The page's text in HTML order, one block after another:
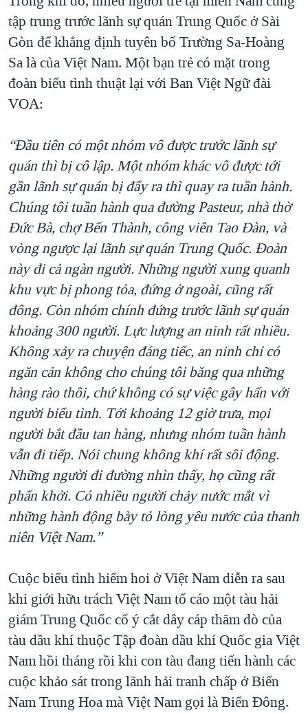
tập trung trước lãnh sự quán Trung Quốc ở Sài
Gòn để khẳng định tuyên bố Trường Sa-Hoàng
Sa là của Việt Nam. Một bạn trẻ có mặt trong
đoàn biểu tình thuật lại với Ban Việt Ngữ đài
VOA:
“Đầu tiên có một nhóm vô được trước lãnh sự
quán thì bị cô lập. Một nhóm khác vô được tới
gần lãnh sự quán bị đẩy ra thì quay ra tuần hành.
Chúng tôi tuần hành qua đường Pasteur, nhà thờ
Đức Bà, chợ Bến Thành, công viên Tao Đàn, và
vòng ngược lại lãnh sự quán Trung Quốc. Đoàn
này đi cả ngàn người. Những người xung quanh
khu vực bị phong tỏa, đứng ở ngoài, cũng rất
đông. Còn nhóm chính đứng trước lãnh sự quán
khoảng 300 người. Lực lượng an ninh rất nhiều.
Không xảy ra chuyện đáng tiếc, an ninh chỉ có
ngăn cản không cho chúng tôi băng qua những
hàng rào thôi, chứ không có sự việc gây hấn với
người biểu tình. Tới khoảng 12 giờ trưa, mọi
người bắt đầu tan hàng, nhưng nhóm tuần hành
vẫn đi tiếp. Nói chung không khí rất sôi động.
Những người đi đường nhìn thấy, họ cũng rất
phấn khởi. Có nhiều người chảy nước mắt vì
những hành động bày tỏ lòng yêu nước của thanh
niên Việt Nam.”
Cuộc biểu tình hiếm hoi ở Việt Nam diễn ra sau
khi giới hữu trách Việt Nam tố cáo một tàu hải
giám Trung Quốc cố ý cắt dây cáp thăm dò của
tàu dầu khí thuộc Tập đoàn dầu khí Quốc gia Việt
Nam hồi tháng rồi khi con tàu đang tiến hành các
cuộc khảo sát trong lãnh hải tranh chấp ở Biển
Nam Trung Hoa mà Việt Nam gọi là Biển Ðông.